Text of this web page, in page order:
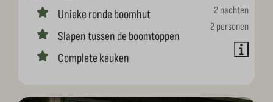
2 nachten
2 personen
Unieke ronde boomhut
Slapen tussen de boomtoppen
Complete keuken